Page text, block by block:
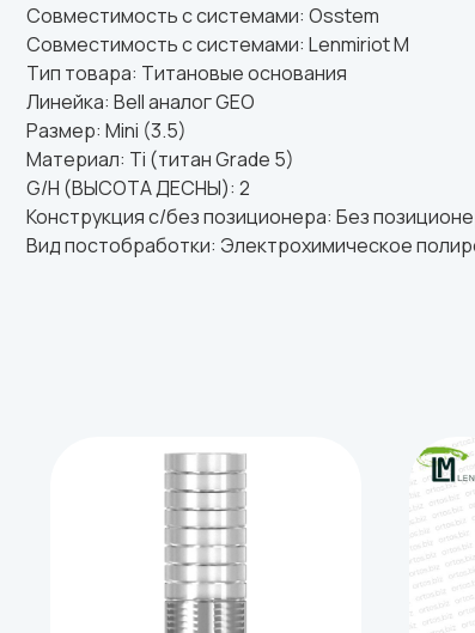
Совместимость с системами: Osstem
Совместимость с системами: Lenmiriot M
Тип товара: Титановые основания
Линейка: Bell аналог GEO
Размер: Mini (3.5)
Материал: Ti (титан Grade 5)
G/H (ВЫСОТА ДЕСНЫ): 2
Конструкция с/без позиционера: Без
Вид постобработки: Электрохимическое